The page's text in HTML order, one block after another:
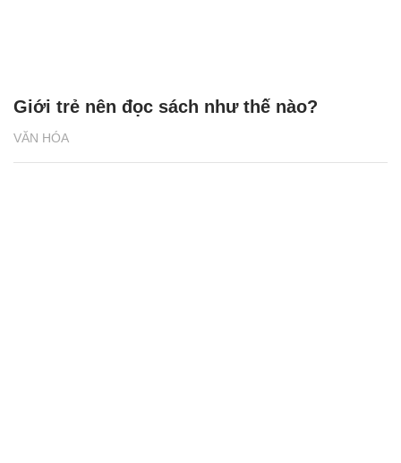
VĂN HÓA
Giới trẻ nên đọc sách như thế nào?